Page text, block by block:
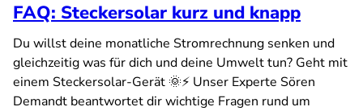
FAQ: Steckersolar kurz und knapp
Du willst deine monatliche Stromrechnung senken und
gleichzeitig was für dich und deine Umwelt tun? Geht mit
einem Steckersolar-Gerät 🌞⚡ Unser Experte Sören
Demandt beantwortet dir wichtige Fragen rund um